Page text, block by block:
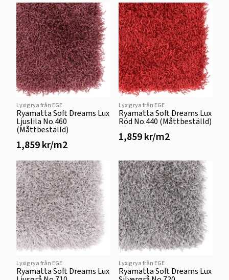
Lyxig rya från EGE
Ryamatta Soft Dreams Lux
Ljuslila No.460
(Måttbeställd)
1,859 kr/m2
Lyxig rya från EGE
Ryamatta Soft Dreams Lux
Röd No.440 (Måttbeställd)
1,859 kr/m2
Lyxig rya från EGE
Ryamatta Soft Dreams Lux
Lyxig rya från EGE
Ryamatta Soft Dreams Lux